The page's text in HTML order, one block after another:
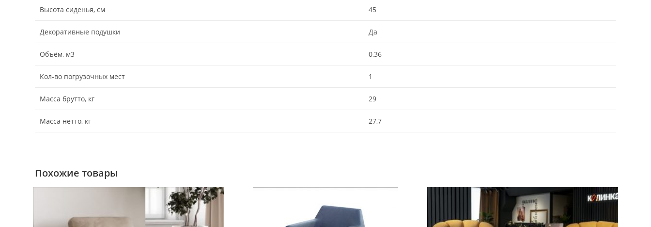
Высота сиденья, см 45
Декоративные подушки Да
Объём, м3 0,36
Кол-во погрузочных мест 1
Масса брутто, кг 29
Масса нетто, кг 27,7
Похожие товары